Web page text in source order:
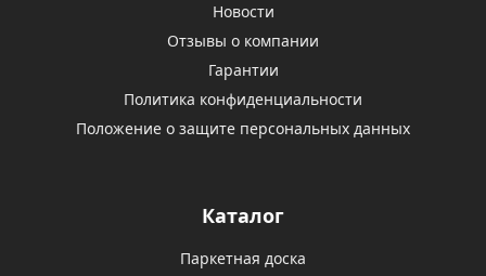
Новости
Отзывы о компании
Гарантии
Политика конфиденциальности
Положение о защите персональных данных
Каталог
Паркетная доска